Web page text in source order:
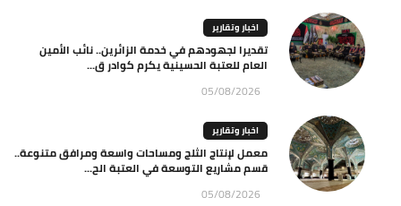
اخبار وتقارير
تقديرا لجهودهم في خدمة الزائرين.. نائب الأمين
العام للعتبة الحسينية يكرم كوادر ق...
05/08/2026
اخبار وتقارير
معمل لإنتاج الثلج ومساحات واسعة ومرافق متنوعة..
قسم مشاريع التوسعة في العتبة الح...
05/08/2026